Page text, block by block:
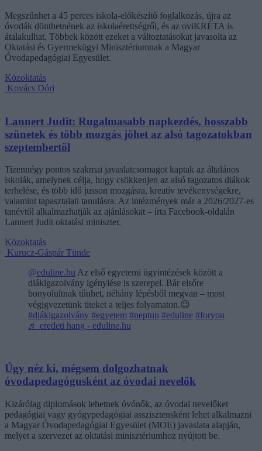
Megszűnhet a 45 perces iskola-előkészítő foglalkozás, újra az
óvodák dönthetnének az iskolaérettségről, és az oviKRÉTA is
átalakulhat. Többek között ezeket a változtatásokat javasolta az
Oktatási és Gyermekügyi Minisztériumnak a Magyar
Óvodapedagógiai Egyesület.
Közoktatás
Kovács Dóri
Lannert Judit: Rugalmasabb napkezdés, hosszabb
szünetek és több mozgás jöhet az alsó tagozatokban
szeptembertől
Tizennégy pontos szakmai javaslatcsomagot kaptak az általános
iskolák, amelynek célja, hogy csökkenjen az alsó tagozatos diákok
terhelése, és több idő jusson mozgásra, kreatív tevékenységekre,
valamint tapasztalati tanulásra. Az intézmények már a 2026/2027-es
tanévtől alkalmazhatják az ajánlásokat – írta Facebook-oldalán
Lannert Judit oktatási miniszter.
Közoktatás
Kurucz-Gáspár Tünde
@eduline.hu Az első egyetemi ügyintézések között a
diákigazolvány igénylése is szerepel. Bár elsőre
bonyolultnak tűnhet, néhány lépésből megvan – most
végigvezetünk titeket a teljes folyamaton.😉
#diákigazolvány #egyetem #neptun #eduline #foryou
♬ eredeti hang - eduline.hu
Úgy néz ki, mégsem dolgozhatnak
óvodapedagógusként az óvodai nevelők
Kizárólag diplomások lehetnek óvónők, az óvodai nevelőket
pedagógiai vagy gyógypedagógiai asszisztensként lehet alkalmazni
a Magyar Óvodapedagógiai Egyesület (MOE) javaslata alapján,
melyet a szervezet az oktatási minisztériumhoz nyújtott be.